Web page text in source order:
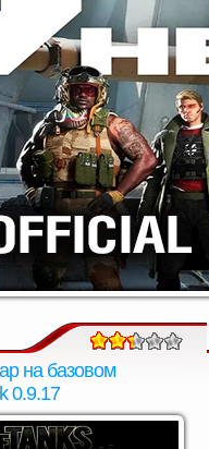
на базовом
0.9.17